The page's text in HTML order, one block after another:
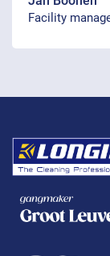
Facility